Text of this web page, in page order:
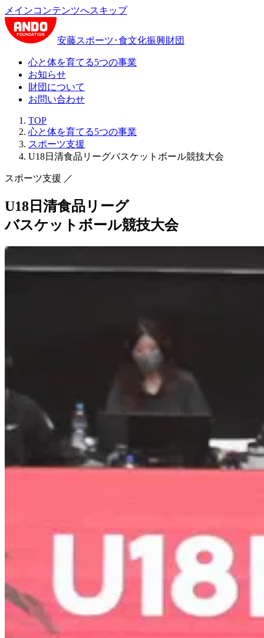
メインコンテンツへスキップ
安藤スポーツ･食文化振興財団
心と体を育てる5つの事業
お知らせ
財団について
お問い合わせ
TOP
心と体を育てる5つの事業
スポーツ支援
U18日清食品リーグバスケットボール競技大会
スポーツ支援 ／
U18日清食品リーグ
バスケットボール競技大会